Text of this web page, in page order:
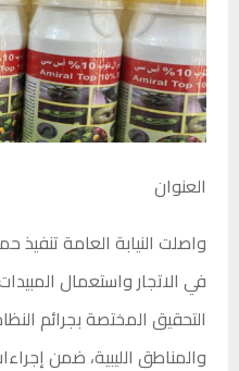
العنوان
واصلت النيابة العامة
في الاتجار واستعمال
التحقيق المختصة بجرائم
والمناطق الليبية، ضمن